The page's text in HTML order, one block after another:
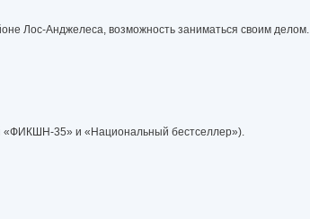
Лос-Анджелеса, возможность заниматься своим делом.
«ФИКШН-35» и «Национальный бестселлер»).